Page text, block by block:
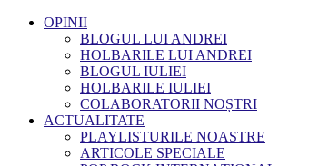
OPINII
BLOGUL LUI ANDREI
HOLBARILE LUI ANDREI
BLOGUL IULIEI
HOLBARILE IULIEI
COLABORATORII NOȘTRI
ACTUALITATE
PLAYLISTURILE NOASTRE
ARTICOLE SPECIALE